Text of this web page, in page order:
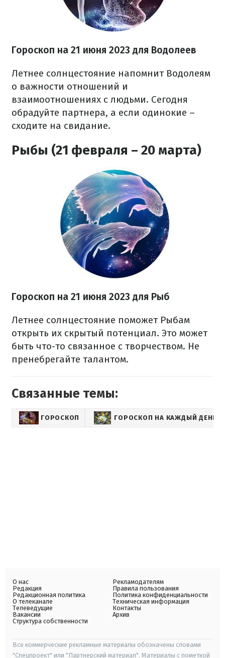
Гороскоп на 21 июня 2023 для Водолеев
Летнее солнцестояние напомнит Водолеям
о важности отношений и
взаимоотношениях с людьми. Сегодня
обрадуйте партнера, а если одинокие –
сходите на свидание.
Рыбы (21 февраля – 20 марта)
Гороскоп на 21 июня 2023 для Рыб
Летнее солнцестояние поможет Рыбам
открыть их скрытый потенциал. Это может
быть что-то связанное с творчеством. Не
пренебрегайте талантом.
Связанные темы:
ГОРОСКОП ГОРОСКОП НА КАЖДЫЙ ДЕНЬ
О нас
Редакция
Редакционная политика
О телеканале
Телеведущие
Вакансии
Структура собственности
Рекламодателям
Правила пользования
Политика конфиденциальности
Техническая информация
Контакты
Архив
Все коммерческие рекламные материалы обозначены словами
"Спецпроект" или "Партнерский материал". Материалы с пометкой